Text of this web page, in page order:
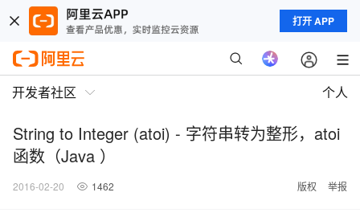
打开 APP
开发者社区 个人
String to Integer (atoi) - 字符串转为整形，atoi
函数（Java ）
2016-02-20 1462 版权 举报